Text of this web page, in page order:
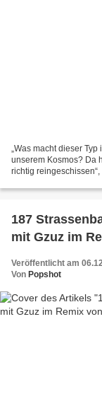
„Was macht dieser
unserem Kosmos? Da
richtig
187
mit Gzuz im
Veröffentlicht am
Von Popshot